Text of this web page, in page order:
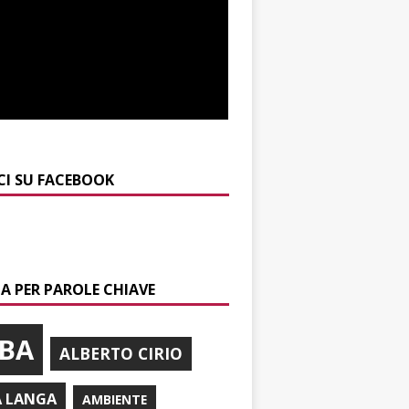
SU FACEBOOK
PER PAROLE CHIAVE
ALBERTO CIRIO
LANGA AMBIENTE